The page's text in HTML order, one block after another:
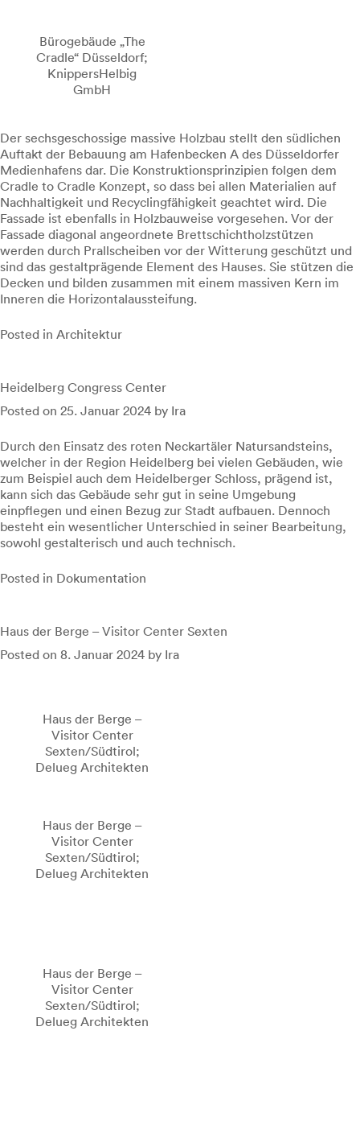
Bürogebäude „The
Cradle“ Düsseldorf;
KnippersHelbig
GmbH
Der sechsgeschossige massive Holzbau stellt den südlichen
Auftakt der Bebauung am Hafenbecken A des Düsseldorfer
Medienhafens dar. Die Konstruktionsprinzipien folgen dem
Cradle to Cradle Konzept, so dass bei allen Materialien auf
Nachhaltigkeit und Recyclingfähigkeit geachtet wird. Die
Fassade ist ebenfalls in Holzbauweise vorgesehen. Vor der
Fassade diagonal angeordnete Brettschichtholzstützen
werden durch Prallscheiben vor der Witterung geschützt und
sind das gestaltprägende Element des Hauses. Sie stützen die
Decken und bilden zusammen mit einem massiven Kern im
Inneren die Horizontalaussteifung.
Posted in Architektur
Heidelberg Congress Center
Posted on 25. Januar 2024 by Ira
Durch den Einsatz des roten Neckartäler Natursandsteins,
welcher in der Region Heidelberg bei vielen Gebäuden, wie
zum Beispiel auch dem Heidelberger Schloss, prägend ist,
kann sich das Gebäude sehr gut in seine Umgebung
einpflegen und einen Bezug zur Stadt aufbauen. Dennoch
besteht ein wesentlicher Unterschied in seiner Bearbeitung,
sowohl gestalterisch und auch technisch.
Posted in Dokumentation
Haus der Berge – Visitor Center Sexten
Posted on 8. Januar 2024 by Ira
Haus der Berge –
Visitor Center
Sexten/Südtirol;
Delueg Architekten
Haus der Berge –
Visitor Center
Sexten/Südtirol;
Delueg Architekten
Haus der Berge –
Visitor Center
Sexten/Südtirol;
Delueg Architekten